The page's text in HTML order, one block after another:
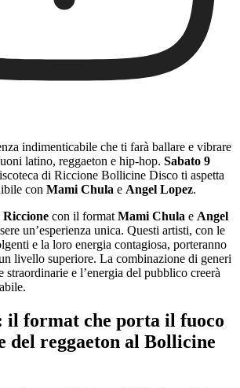
indimenticabile che ti farà ballare e vibrare
latino, reggaeton e hip-hop. Sabato 9
di Riccione Bollicine Disco ti aspetta
con Mami Chula e Angel Lopez.
con il format Mami Chula e Angel
un’esperienza unica. Questi artisti, con le
e la loro energia contagiosa, porteranno
livello superiore. La combinazione di generi
straordinarie e l’energia del pubblico creerà
il format che porta il fuoco
del reggaeton al Bollicine